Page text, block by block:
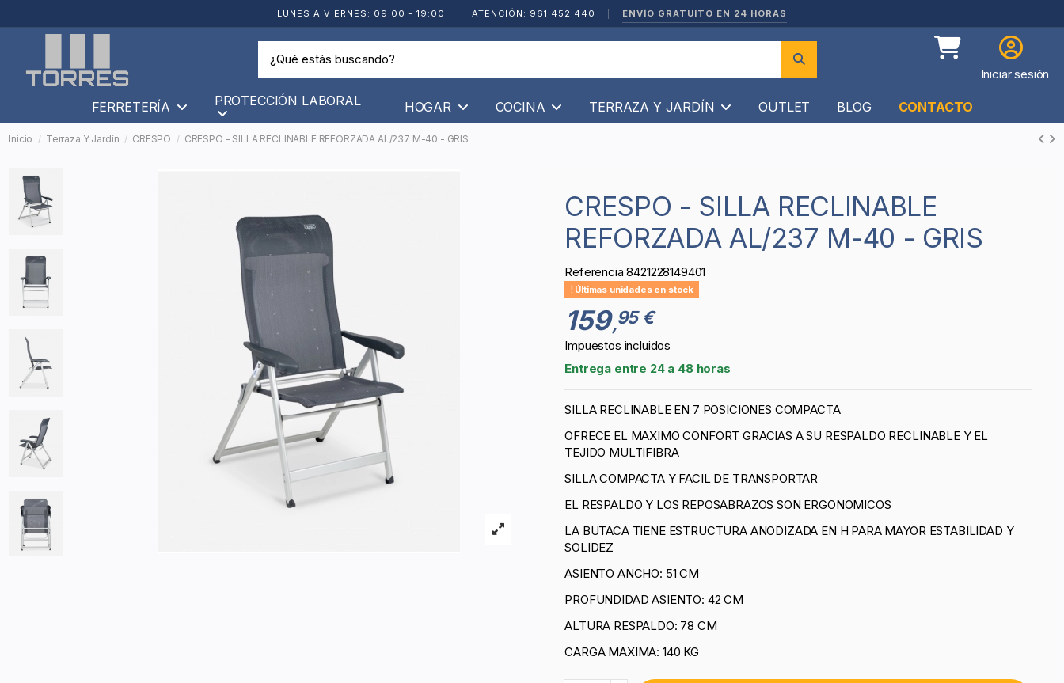
LUNES A VIERNES: 09:00 - 19:00 ATENCIÓN: 961 452 440 ENVÍO GRATUITO EN 24 HORAS
Iniciar sesión
FERRETERÍA PROTECCIÓN LABORAL HOGAR COCINA TERRAZA Y JARDÍN OUTLET BLOG CONTACTO
Inicio Terraza Y Jardín CRESPO CRESPO - SILLA RECLINABLE REFORZADA AL/237 M-40 - GRIS
CRESPO - SILLA RECLINABLE
REFORZADA AL/237 M-40 - GRIS
Referencia 8421228149401
Últimas unidades en stock
159,95 €
Impuestos incluidos
Entrega entre 24 a 48 horas
SILLA RECLINABLE EN 7 POSICIONES COMPACTA
OFRECE EL MAXIMO CONFORT GRACIAS A SU RESPALDO RECLINABLE Y EL
TEJIDO MULTIFIBRA
SILLA COMPACTA Y FACIL DE TRANSPORTAR
EL RESPALDO Y LOS REPOSABRAZOS SON ERGONOMICOS
LA BUTACA TIENE ESTRUCTURA ANODIZADA EN H PARA MAYOR ESTABILIDAD Y
SOLIDEZ
ASIENTO ANCHO: 51 CM
PROFUNDIDAD ASIENTO: 42 CM
ALTURA RESPALDO: 78 CM
CARGA MAXIMA: 140 KG